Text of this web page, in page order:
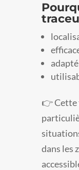
👉 Cette
dans les